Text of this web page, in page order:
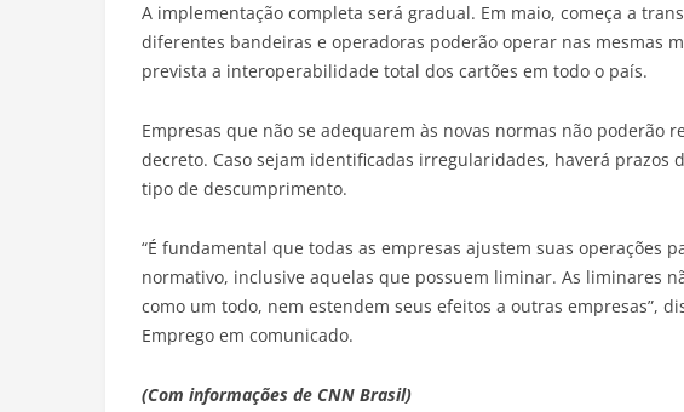
A implementação completa será gradual. Em maio, começa a
diferentes bandeiras e operadoras poderão operar nas mesmas
prevista a interoperabilidade total dos cartões em todo o país.
Empresas que não se adequarem às novas normas não poderão
decreto. Caso sejam identificadas irregularidades, haverá prazos
tipo de descumprimento.
“É fundamental que todas as empresas ajustem suas operações
normativo, inclusive aquelas que possuem liminar. As liminares
como um todo, nem estendem seus efeitos a outras empresas”,
Emprego em comunicado.
(Com informações de CNN Brasil)